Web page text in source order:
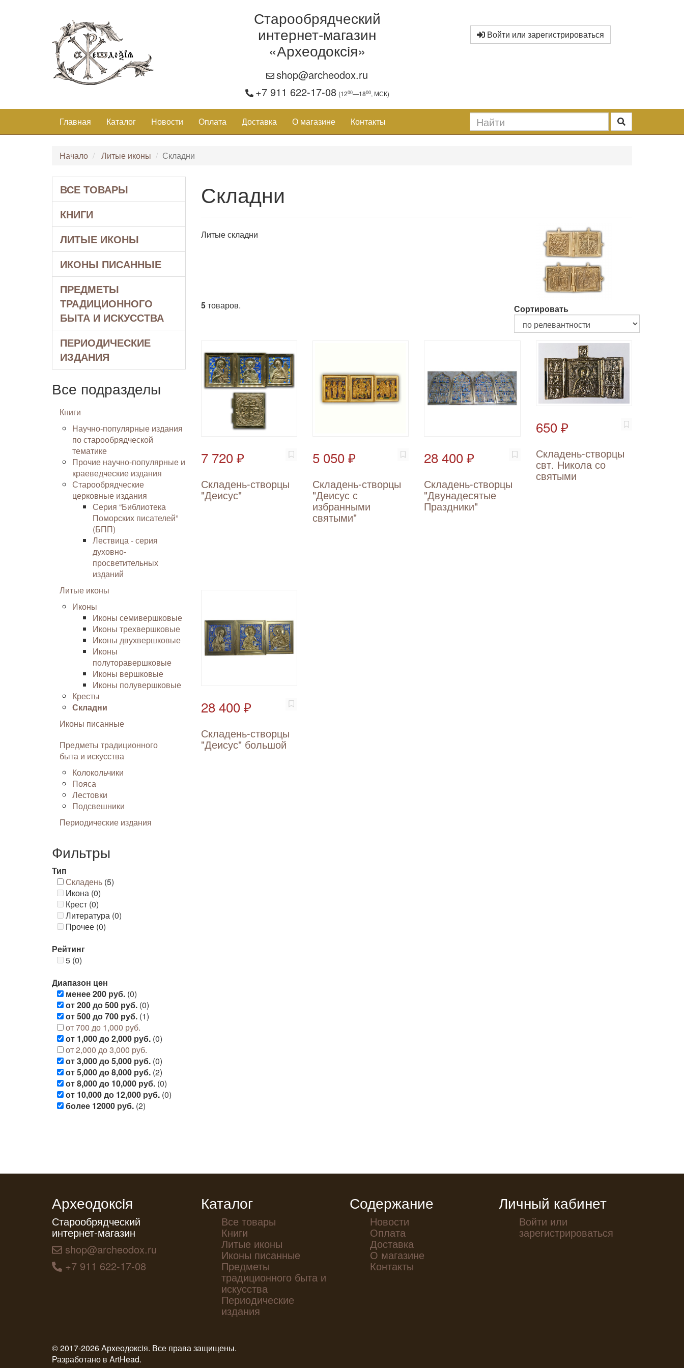
Старообрядческий
интернет-магазин
«Археодоксiя»
shop@archeodox.ru
+7 911 622-17-08 (1200—1800, МСК)
Войти или зарегистрироваться
Главная Каталог Новости Оплата Доставка О магазине Контакты
Начало Литые иконы Складни
ВСЕ ТОВАРЫ
КНИГИ
ЛИТЫЕ ИКОНЫ
ИКОНЫ ПИСАННЫЕ
ПРЕДМЕТЫ
ТРАДИЦИОННОГО
БЫТА И ИСКУССТВА
ПЕРИОДИЧЕСКИЕ
ИЗДАНИЯ
Все подразделы
Книги
Научно-популярные издания
по старообрядческой
тематике
Прочие научно-популярные и
краеведческие издания
Старообрядческие
церковные издания
Серия “Библиотека
Поморских писателей”
(БПП)
Лествица - серия
духовно-
просветительных
изданий
Литые иконы
Иконы
Иконы семивершковые
Иконы трехвершковые
Иконы двухвершковые
Иконы
полуторавершковые
Иконы вершковые
Иконы полувершковые
Кресты
Складни
Иконы писанные
Предметы традиционного
быта и искусства
Колокольчики
Пояса
Лестовки
Подсвешники
Периодические издания
Фильтры
Тип
Складень (5)
Икона (0)
Крест (0)
Литература (0)
Прочее (0)
Рейтинг
5 (0)
Диапазон цен
менее 200 руб. (0)
от 200 до 500 руб. (0)
от 500 до 700 руб. (1)
от 700 до 1,000 руб.
от 1,000 до 2,000 руб. (0)
от 2,000 до 3,000 руб.
от 3,000 до 5,000 руб. (0)
от 5,000 до 8,000 руб. (2)
от 8,000 до 10,000 руб. (0)
от 10,000 до 12,000 руб. (0)
более 12000 руб. (2)
Складни
Литые складни
5товаров. Сортировать
7 720 ₽
Складень-створцы
"Деисус"
5 050 ₽
Складень-створцы
"Деисус с
избранными
святыми"
28 400 ₽
Складень-створцы
"Двунадесятые
Праздники"
650 ₽
Складень-створцы
свт. Никола со
святыми
28 400 ₽
Складень-створцы
"Деисус" большой
Археодоксiя
Старообрядческий
интернет-магазин
shop@archeodox.ru
+7 911 622-17-08
Каталог
Все товары
Книги
Литые иконы
Иконы писанные
Предметы
традиционного быта и
искусства
Периодические
издания
Содержание
Новости
Оплата
Доставка
О магазине
Контакты
Личный кабинет
Войти или
зарегистрироваться
© 2017-2026 Археодоксiя. Все права защищены.
Разработано в ArtHead.